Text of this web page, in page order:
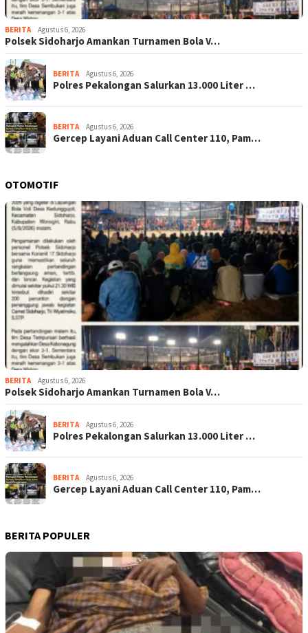
BERITA Agustus 6, 2026
Polsek Sidoharjo Amankan Turnamen Bola V…
BERITA Agustus 6, 2026
Polres Pekalongan Salurkan 13.000 Liter …
BERITA Agustus 6, 2026
Gercep Layani Aduan Call Center 110, Pam…
OTOMOTIF
BERITA Agustus 6, 2026
Polsek Sidoharjo Amankan Turnamen Bola V…
BERITA Agustus 6, 2026
Polres Pekalongan Salurkan 13.000 Liter …
BERITA Agustus 6, 2026
Gercep Layani Aduan Call Center 110, Pam…
BERITA POPULER